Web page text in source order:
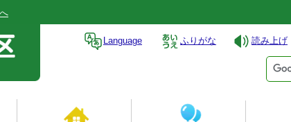
Language ふりがな 読み上げ